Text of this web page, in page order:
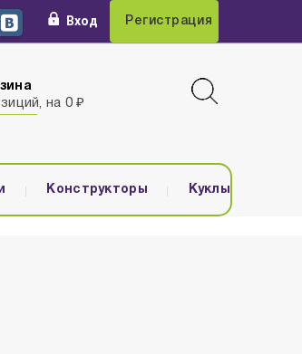
Вход Регистрация
на 0 ₽
Конструкторы Куклы